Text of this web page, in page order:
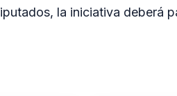
la iniciativa deberá